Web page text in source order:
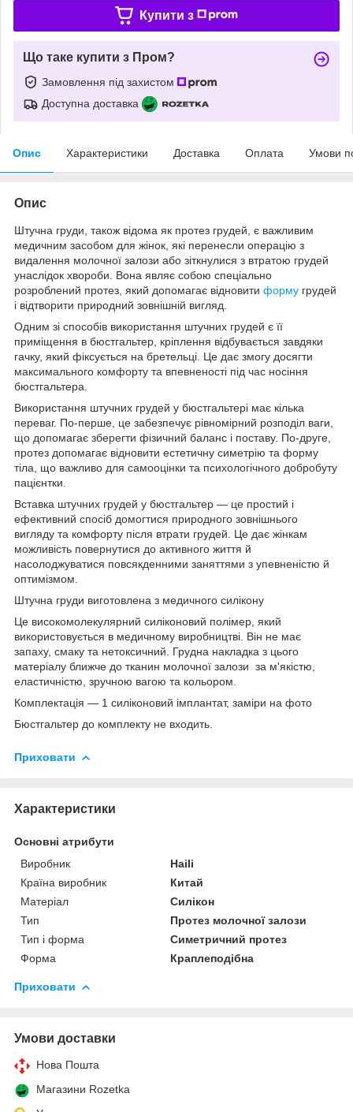
Купити з
Що таке купити з Пром?
Замовлення під захистом
Доступна доставка
Опис Характеристики Доставка Оплата Умови
Опис
Штучна груди, також відома як протез грудей, є важливим
медичним засобом для жінок, які перенесли операцію з
видалення молочної залози або зіткнулися з втратою грудей
унаслідок хвороби. Вона являє собою спеціально
розроблений протез, який допомагає відновити форму грудей
і відтворити природний зовнішній вигляд.
Одним зі способів використання штучних грудей є її
приміщення в бюстгальтер, кріплення відбувається завдяки
гачку, який фіксується на бретельці. Це дає змогу досягти
максимального комфорту та впевненості під час носіння
бюстгальтера.
Використання штучних грудей у бюстгальтері має кілька
переваг. По-перше, це забезпечує рівномірний розподіл ваги,
що допомагає зберегти фізичний баланс і поставу. По-друге,
протез допомагає відновити естетичну симетрію та форму
тіла, що важливо для самооцінки та психологічного добробуту
пацієнтки.
Вставка штучних грудей у бюстгальтер — це простий і
ефективний спосіб домогтися природного зовнішнього
вигляду та комфорту після втрати грудей. Це дає жінкам
можливість повернутися до активного життя й
насолоджуватися повсякденними заняттями з упевненістю й
оптимізмом.
Штучна груди виготовлена з медичного силікону
Це високомолекулярний силіконовий полімер, який
використовується в медичному виробництві. Він не має
запаху, смаку та нетоксичний. Грудна накладка з цього
матеріалу ближче до тканин молочної залози за м'якістю,
еластичністю, зручною вагою та кольором.
Комплектація — 1 силіконовий імплантат, заміри на фото
Бюстгальтер до комплекту не входить.
Приховати
Характеристики
Основні атрибути
Виробник
Haili
Країна виробник
Китай
Матеріал
Силікон
Тип
Протез молочної залози
Тип і форма
Симетричний протез
Форма
Краплеподібна
Приховати
Умови доставки
Нова Пошта
Магазини Rozetka